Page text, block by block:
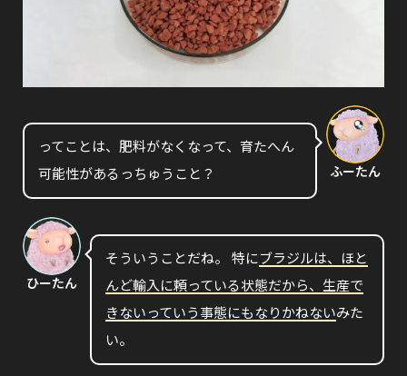
ってことは、肥料がなくなって、育たへん
可能性があるっちゅうこと？
ふーたん
ひーたん
そういうことだね。 特にブラジルは、ほと
んど輸入に頼っている状態だから、生産で
きないっていう事態にもなりかねないみた
い。